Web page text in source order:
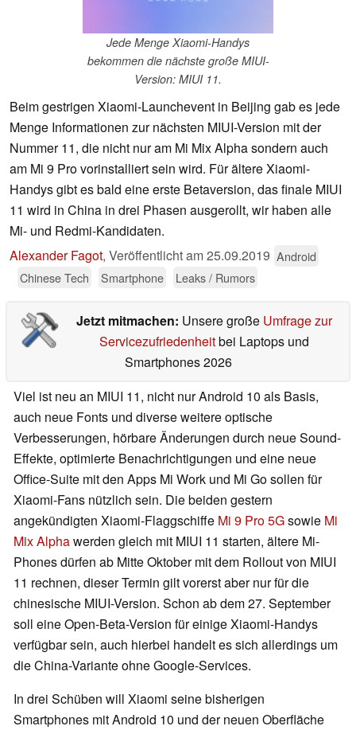
Jede Menge Xiaomi-Handys
bekommen die nächste große MIUI-
Version: MIUI 11.
Beim gestrigen Xiaomi-Launchevent in Beijing gab es jede
Menge Informationen zur nächsten MIUI-Version mit der
Nummer 11, die nicht nur am Mi Mix Alpha sondern auch
am Mi 9 Pro vorinstalliert sein wird. Für ältere Xiaomi-
Handys gibt es bald eine erste Betaversion, das finale MIUI
11 wird in China in drei Phasen ausgerollt, wir haben alle
Mi- und Redmi-Kandidaten.
Alexander Fagot, Veröffentlicht am25.09.2019 Android
Chinese Tech
Smartphone Leaks / Rumors
Jetzt mitmachen: Unsere große Umfrage zur
Servicezufriedenheitbei Laptops und
Smartphones 2026
Viel ist neu an MIUI 11, nicht nur Android 10 als Basis,
auch neue Fonts und diverse weitere optische
Verbesserungen, hörbare Änderungen durch neue Sound-
Effekte, optimierte Benachrichtigungen und eine neue
Office-Suite mit den Apps Mi Work und Mi Go sollen für
Xiaomi-Fans nützlich sein. Die beiden gestern
angekündigten Xiaomi-Flaggschiffe Mi 9 Pro 5Gsowie Mi
Mix Alphawerden gleich mit MIUI 11 starten, ältere Mi-
Phones dürfen ab Mitte Oktober mit dem Rollout von MIUI
11 rechnen, dieser Termin gilt vorerst aber nur für die
chinesische MIUI-Version. Schon ab dem 27. September
soll eine Open-Beta-Version für einige Xiaomi-Handys
verfügbar sein, auch hierbei handelt es sich allerdings um
die China-Variante ohne Google-Services.
In drei Schüben will Xiaomi seine bisherigen
Smartphones mit Android 10 und der neuen Oberfläche